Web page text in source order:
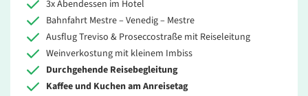
3x Abendessen im Hotel
Bahnfahrt Mestre – Venedig – Mestre
Ausflug Treviso & Proseccostraße mit Reiseleitung
Weinverkostung mit kleinem Imbiss
Durchgehende Reisebegleitung
Kaffee und Kuchen am Anreisetag